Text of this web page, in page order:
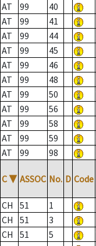
AT
99 40
AT
99 41
AT
99 44
AT
99 45
AT
99 46
AT
99 48
AT
99 50
AT
99 56
AT
99 58
AT
99 59
AT
99 98
C ▼ ASSOC No. D Code
CH 51 1
CH
51 3
CH
51 5